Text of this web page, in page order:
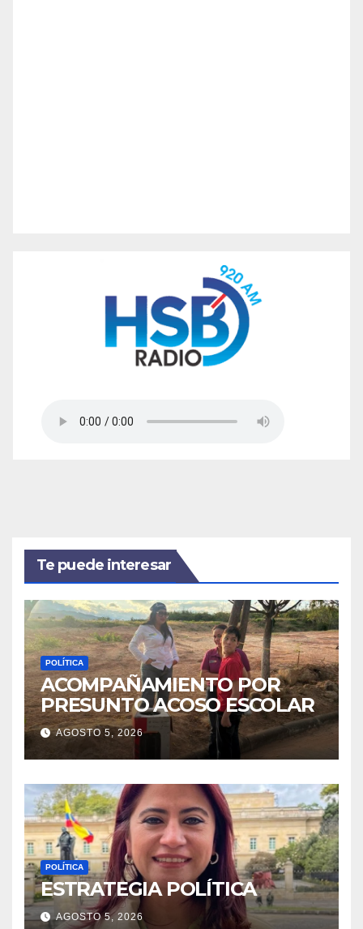
Te puede interesar
POLÍTICA
ACOMPAÑAMIENTO POR
PRESUNTO ACOSO ESCOLAR
AGOSTO 5, 2026
POLÍTICA
ESTRATEGIA POLÍTICA
AGOSTO 5, 2026